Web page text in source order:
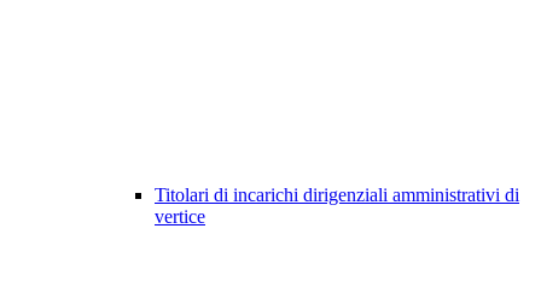
Titolari di incarichi dirigenziali amministrativi di
vertice